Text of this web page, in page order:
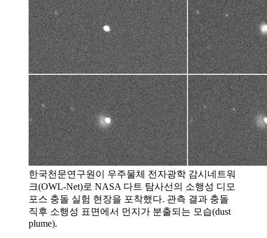
한국천문연구원이 우주물체 전자광학 감시네트워
크(OWL-Net)로 NASA 다트 탐사선의 소행성 디모
포스 충돌 실험 현장을 포착했다. 관측 결과 충돌
직후 소행성 표면에서 먼지가 분출되는 모습(dust
plume).